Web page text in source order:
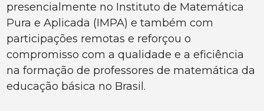
presencialmente no Instituto de Matemática
Pura e Aplicada (IMPA) e também com
participações remotas e reforçou o
compromisso com a qualidade e a eficiência
na formação de professores de matemática da
educação básica no Brasil.